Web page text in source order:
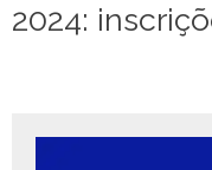
2024: